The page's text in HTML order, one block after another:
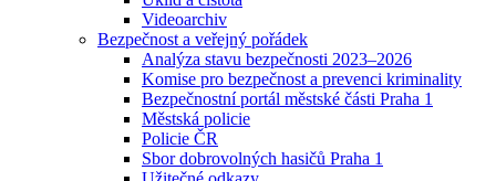
Videoarchiv
Bezpečnost a veřejný pořádek
Analýza stavu bezpečnosti 2023–2026
Komise pro bezpečnost a prevenci kriminality
Bezpečnostní portál městské části Praha 1
Městská policie
Policie ČR
Sbor dobrovolných hasičů Praha 1